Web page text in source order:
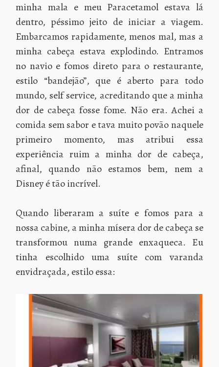
minha mala e meu Paracetamol estava lá
dentro, péssimo jeito de iniciar a viagem.
Embarcamos rapidamente, menos mal, mas a
minha cabeça estava explodindo. Entramos
no navio e fomos direto para o restaurante,
estilo “bandejão”, que é aberto para todo
mundo, self service, acreditando que a minha
dor de cabeça fosse fome. Não era. Achei a
comida sem sabor e tava muito povão naquele
primeiro momento, mas atribui essa
experiência ruim a minha dor de cabeça,
afinal, quando não estamos bem, nem a
Disney é tão incrível.
Quando liberaram a suíte e fomos para a
nossa cabine, a minha mísera dor de cabeça se
transformou numa grande enxaqueca. Eu
tinha escolhido uma suíte com varanda
envidraçada, estilo essa: